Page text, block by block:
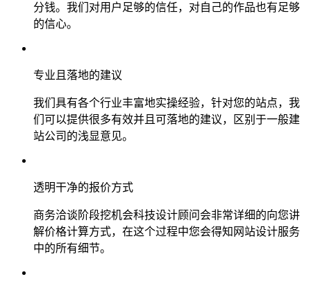
分钱。我们对用户足够的信任，对自己的作品也有足够
的信心。
专业且落地的建议
我们具有各个行业丰富地实操经验，针对您的站点，我
们可以提供很多有效并且可落地的建议，区别于一般建
站公司的浅显意见。
透明干净的报价方式
商务洽谈阶段挖机会科技设计顾问会非常详细的向您讲
解价格计算方式，在这个过程中您会得知网站设计服务
中的所有细节。